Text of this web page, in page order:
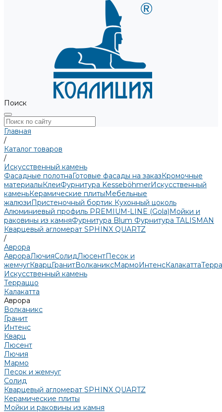
Поиск
Главная
/
Каталог товаров
/
Искусственный камень
Фасадные полотнаГотовые фасады на заказКромочные
материалыКлеиФурнитура KesseböhmerИскусственный
каменьКерамические плитыМебельные
жалюзиПристеночный бортик Кухонный цоколь
Алюминиевый профиль PREMIUM-LINE (Gola)Мойки и
раковины из камняФурнитура Blum Фурнитура TALISMAN
Кварцевый агломерат SPHINX QUARTZ
/
Аврора
АврораЛючияСолидЛюсентПесок и
жемчугКварцГранитВолканиксМармоИнтенсКалакатта
Искусственный камень
Терраццо
Калакатта
Аврора
Волканикс
Гранит
Интенс
Кварц
Люсент
Лючия
Мармо
Песок и жемчуг
Солид
Кварцевый агломерат SPHINX QUARTZ
Керамические плиты
Мойки и раковины из камня